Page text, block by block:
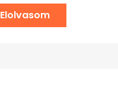
Elolvasom